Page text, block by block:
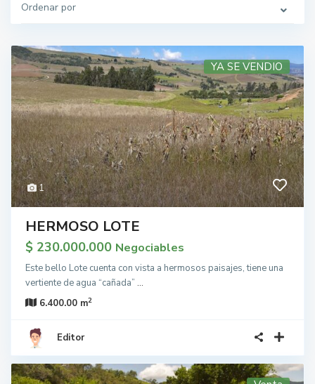
Ordenar por
1
YA SE VENDIO
HERMOSO LOTE
$ 230.000.000 Negociables
Este bello Lote cuenta con vista a hermosos paisajes, tiene una
vertiente de agua “cañada” ...
6.400.00 m2
Editor